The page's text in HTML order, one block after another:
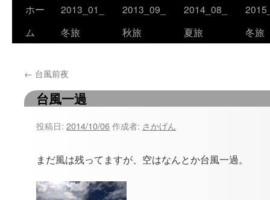
コ
ン
ツ
ホー
ム
2013_01_
冬旅
2013_09_
秋旅
2014_08_
夏旅
冬旅
← 台風前夜
台風一過
投稿日: 2014/10/06作成者: さかげん
まだ風は残ってますが、空はなんとか台風一過。